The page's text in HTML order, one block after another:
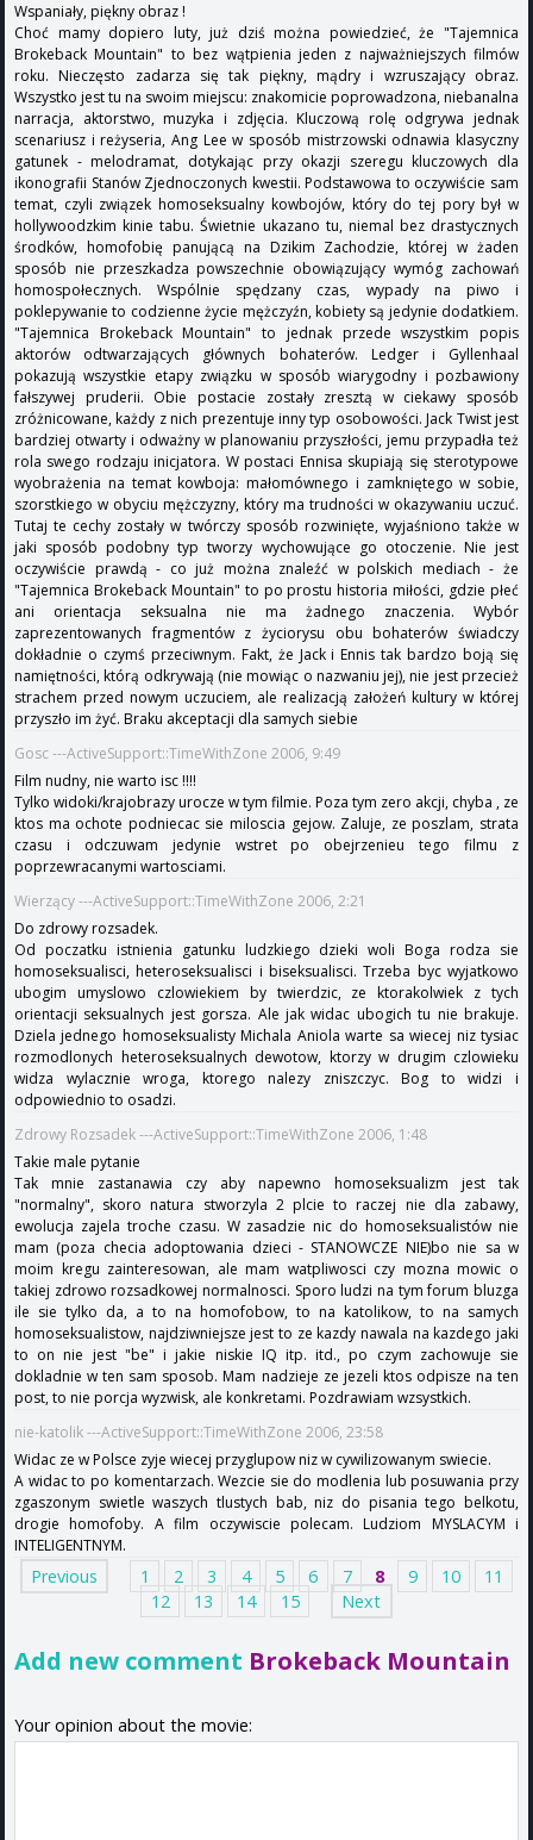
Wspaniały, piękny obraz !
Choć mamy dopiero luty, już dziś można powiedzieć, że "Tajemnica
Brokeback Mountain" to bez wątpienia jeden z najważniejszych filmów
roku. Nieczęsto zadarza się tak piękny, mądry i wzruszający obraz.
Wszystko jest tu na swoim miejscu: znakomicie poprowadzona, niebanalna
narracja, aktorstwo, muzyka i zdjęcia. Kluczową rolę odgrywa jednak
scenariusz i reżyseria, Ang Lee w sposób mistrzowski odnawia klasyczny
gatunek - melodramat, dotykając przy okazji szeregu kluczowych dla
ikonografii Stanów Zjednoczonych kwestii. Podstawowa to oczywiście sam
temat, czyli związek homoseksualny kowbojów, który do tej pory był w
hollywoodzkim kinie tabu. Świetnie ukazano tu, niemal bez drastycznych
środków, homofobię panującą na Dzikim Zachodzie, której w żaden
sposób nie przeszkadza powszechnie obowiązujący wymóg zachowań
homospołecznych. Wspólnie spędzany czas, wypady na piwo i
poklepywanie to codzienne życie mężczyźn, kobiety są jedynie dodatkiem.
"Tajemnica Brokeback Mountain" to jednak przede wszystkim popis
aktorów odtwarzających głównych bohaterów. Ledger i Gyllenhaal
pokazują wszystkie etapy związku w sposób wiarygodny i pozbawiony
fałszywej pruderii. Obie postacie zostały zresztą w ciekawy sposób
zróżnicowane, każdy z nich prezentuje inny typ osobowości. Jack Twist jest
bardziej otwarty i odważny w planowaniu przyszłości, jemu przypadła też
rola swego rodzaju inicjatora. W postaci Ennisa skupiają się sterotypowe
wyobrażenia na temat kowboja: małomównego i zamkniętego w sobie,
szorstkiego w obyciu mężczyzny, który ma trudności w okazywaniu uczuć.
Tutaj te cechy zostały w twórczy sposób rozwinięte, wyjaśniono także w
jaki sposób podobny typ tworzy wychowujące go otoczenie. Nie jest
oczywiście prawdą - co już można znaleźć w polskich mediach - że
"Tajemnica Brokeback Mountain" to po prostu historia miłości, gdzie płeć
ani orientacja seksualna nie ma żadnego znaczenia. Wybór
zaprezentowanych fragmentów z życiorysu obu bohaterów świadczy
dokładnie o czymś przeciwnym. Fakt, że Jack i Ennis tak bardzo boją się
namiętności, którą odkrywają (nie mowiąc o nazwaniu jej), nie jest przecież
strachem przed nowym uczuciem, ale realizacją założeń kultury w której
przyszło im żyć. Braku akceptacji dla samych siebie
Gosc ---ActiveSupport::TimeWithZone 2006, 9:49
Film nudny, nie warto isc !!!!
Tylko widoki/krajobrazy urocze w tym filmie. Poza tym zero akcji, chyba , ze
ktos ma ochote podniecac sie miloscia gejow. Zaluje, ze poszlam, strata
czasu i odczuwam jedynie wstret po obejrzenieu tego filmu z
poprzewracanymi wartosciami.
Wierzący ---ActiveSupport::TimeWithZone 2006, 2:21
Do zdrowy rozsadek.
Od poczatku istnienia gatunku ludzkiego dzieki woli Boga rodza sie
homoseksualisci, heteroseksualisci i biseksualisci. Trzeba byc wyjatkowo
ubogim umyslowo czlowiekiem by twierdzic, ze ktorakolwiek z tych
orientacji seksualnych jest gorsza. Ale jak widac ubogich tu nie brakuje.
Dziela jednego homoseksualisty Michala Aniola warte sa wiecej niz tysiac
rozmodlonych heteroseksualnych dewotow, ktorzy w drugim czlowieku
widza wylacznie wroga, ktorego nalezy zniszczyc. Bog to widzi i
odpowiednio to osadzi.
Zdrowy Rozsadek ---ActiveSupport::TimeWithZone 2006, 1:48
Takie male pytanie
Tak mnie zastanawia czy aby napewno homoseksualizm jest tak
"normalny", skoro natura stworzyla 2 plcie to raczej nie dla zabawy,
ewolucja zajela troche czasu. W zasadzie nic do homoseksualistów nie
mam (poza checia adoptowania dzieci - STANOWCZE NIE)bo nie sa w
moim kregu zainteresowan, ale mam watpliwosci czy mozna mowic o
takiej zdrowo rozsadkowej normalnosci. Sporo ludzi na tym forum bluzga
ile sie tylko da, a to na homofobow, to na katolikow, to na samych
homoseksualistow, najdziwniejsze jest to ze kazdy nawala na kazdego jaki
to on nie jest "be" i jakie niskie IQ itp. itd., po czym zachowuje sie
dokladnie w ten sam sposob. Mam nadzieje ze jezeli ktos odpisze na ten
post, to nie porcja wyzwisk, ale konkretami. Pozdrawiam wzsystkich.
nie-katolik ---ActiveSupport::TimeWithZone 2006, 23:58
Widac ze w Polsce zyje wiecej przyglupow niz w cywilizowanym swiecie.
A widac to po komentarzach. Wezcie sie do modlenia lub posuwania przy
zgaszonym swietle waszych tlustych bab, niz do pisania tego belkotu,
drogie homofoby. A film oczywiscie polecam. Ludziom MYSLACYM i
INTELIGENTNYM.
Previous 1 2 3 4 5 6 7 8 9 10
11
12
13 14 15 Next
Add new comment Brokeback Mountain
Your opinion about the movie: